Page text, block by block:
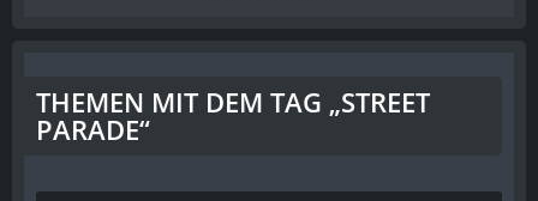
THEMEN MIT DEM TAG „STREET
PARADE“